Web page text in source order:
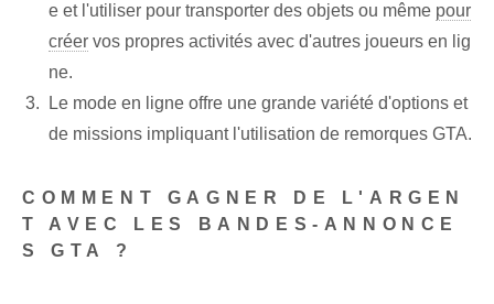
e et l'utiliser pour transporter des objets ou même pour
créer ‌vos propres activités⁢ avec d'autres joueurs en lig
ne.
Le mode en ligne offre une grande variété d'options et
de missions impliquant l'utilisation de remorques GTA.
COMMENT GAGNER DE L'ARGEN
T AVEC LES BANDES-ANNONCE
S ‌GTA ?